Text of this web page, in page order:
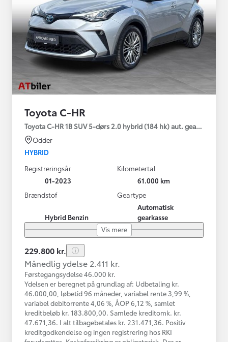
Toyota C-HR
Toyota C-HR 1B SUV 5-dørs 2.0 hybrid (184 hk) aut. gear C-HIC
Odder
HYBRID
Registreringsår
01-2023
Kilometertal
61.000 km
Brændstof
Hybrid Benzin
Geartype
Automatisk
gearkasse
Vis mere
229.800 kr.
Månedlig ydelse 2.411 kr.
Førstegangsydelse 46.000 kr.
Ydelsen er beregnet på grundlag af: Udbetaling kr.
46.000,00, løbetid 96 måneder, variabel rente 3,99 %,
variabel debitorrente 4,06 %, ÅOP 6,12 %, samlet
kreditbeløb kr. 183.800,00. Samlede kreditomk. kr.
47.671,36. I alt tilbagebetales kr. 231.471,36. Positiv
kreditgodkendelse og ingen registrering hos RKI